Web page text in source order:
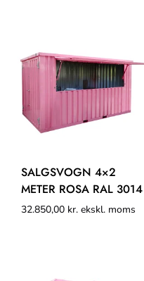
SALGSVOGN 4×2
METER ROSA RAL 3014
32.850,00 kr. ekskl. moms